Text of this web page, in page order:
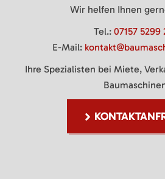
Wir helfen Ihnen
Tel.: 07157 5299
E-Mail:
Ihre Spezialisten bei Miete,